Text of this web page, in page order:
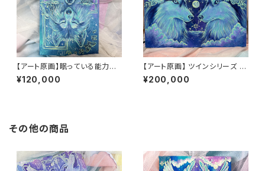
【アート原画】眠っている能力を
呼び起こす オオカミ 1点もの ア
クリル画
¥120,000
【アート原画】 ツインシリーズ ハ
スキー 1点もの アクリル画
¥200,000
その他の商品